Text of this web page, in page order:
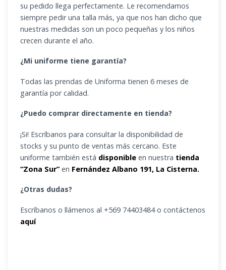
su pedido llega perfectamente. Le recomendamos
siempre pedir una talla más, ya que nos han dicho que
nuestras medidas son un poco pequeñas y los niños
crecen durante el año.
¿Mi uniforme tiene garantía?
Todas las prendas de Uniforma tienen 6 meses de
garantía por calidad.
¿Puedo comprar directamente en tienda?
¡Si! Escríbanos para consultar la disponibilidad de
stocks y su punto de ventas más cercano. Este
uniforme también está disponible en nuestra tienda
“Zona Sur”en Fernández Albano 191, La Cisterna.
¿Otras dudas?
Escríbanos o llámenos al +569 74403484 o contáctenos
aquí